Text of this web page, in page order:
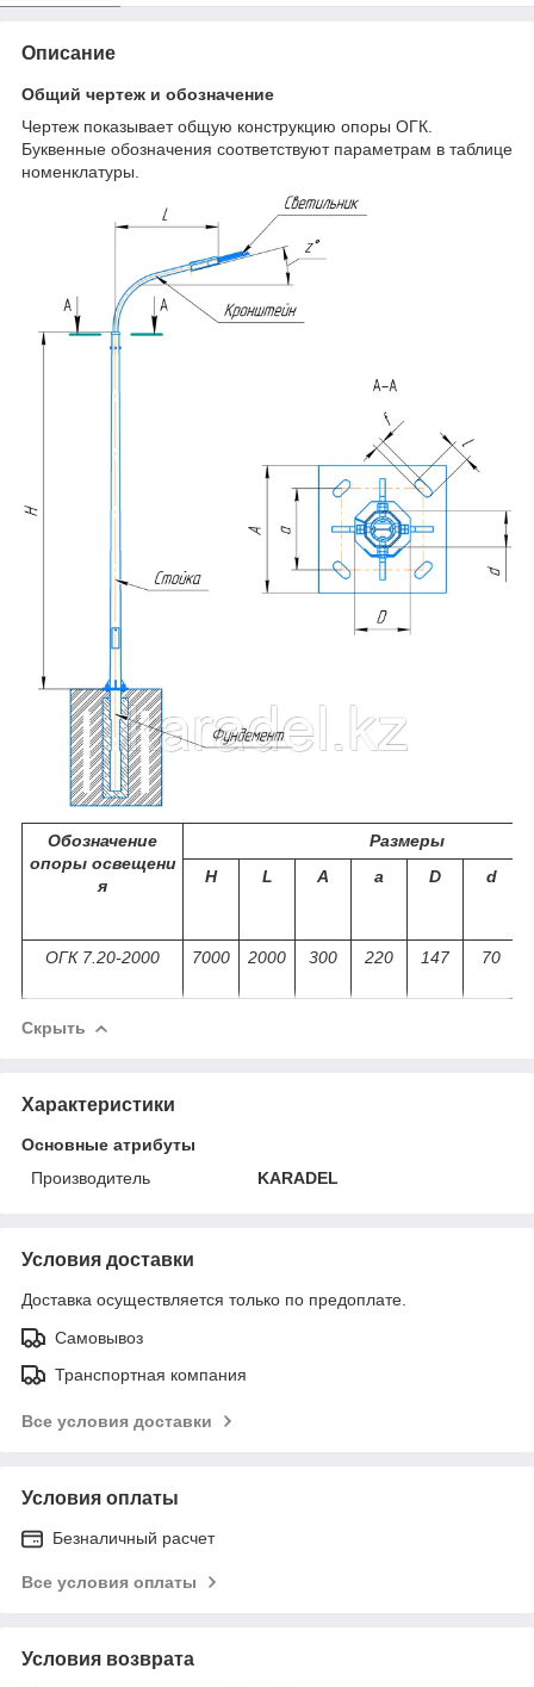
Описание
Общий чертеж и обозначение
Чертеж показывает общую конструкцию опоры ОГК.
Буквенные обозначения соответствуют параметрам в таблице
номенклатуры.
Обозначение
опоры освещени
я
Размеры
Н
L A a D d
ОГК 7.20-2000 7000 2000 300 220 147 70
Скрыть
Характеристики
Основные атрибуты
Производитель
KARADEL
Условия доставки
Доставка осуществляется только по предоплате.
Самовывоз
Транспортная компания
Все условия доставки
Условия оплаты
Безналичный расчет
Все условия оплаты
Условия возврата